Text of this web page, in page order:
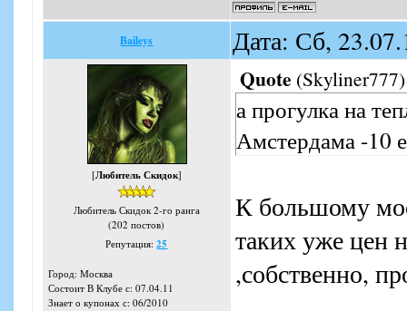
Baileys Дата: Сб,
[Любитель Скидок]
Любитель Скидок 2-го ранга
(202 постов)
Репутация:25
Город: Москва
Состоит В Клубе с: 07.04.11
Знает о купонах с: 06/2010
Quote (Skyliner777)
а прогулка на
Амстердама -10
К большому
таких уже цен
,собственно,